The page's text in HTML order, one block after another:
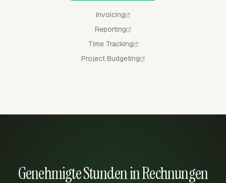
Invoicing
Reporting
Time Tracking
Project Budgeting
Genehmigte Stunden in Rechnungen